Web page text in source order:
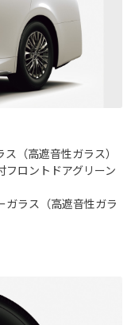
（高遮音性ガラス）
フロントドアグリーン
ガラス（高遮音性ガラ